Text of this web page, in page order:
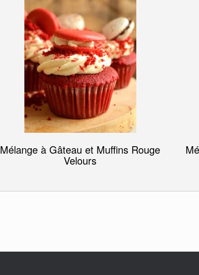
Mélange à Gâteau et Muffins Rouge
Velours